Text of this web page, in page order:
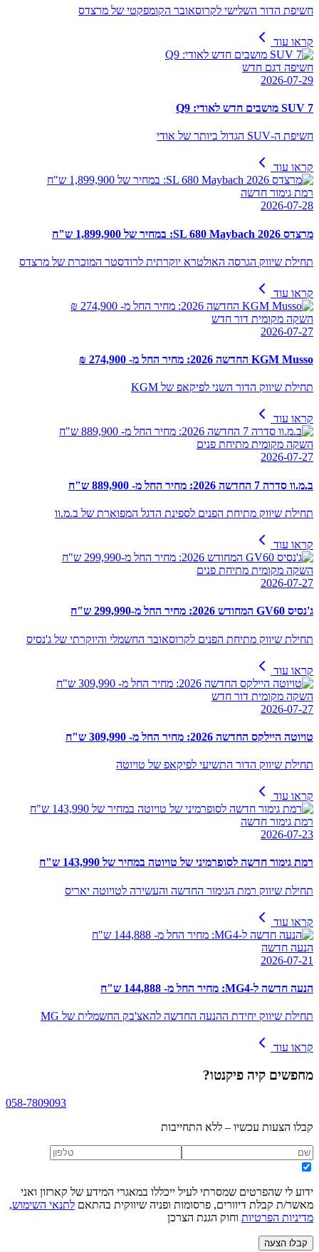
חשיפת הדור השלישי לקרוסאובר הקומפקטי של מרצדס
קראו עוד
חשיפה דגם חדש
2026-07-29
SUV 7 מושבים חדש לאודי: Q9
חשיפת ה-SUV הגדול ביותר של אודי
קראו עוד
רמת גימור חדשה
2026-07-28
מרצדס SL 680 Maybach 2026: במחיר של 1,899,900 ש"ח
תחילת שיווק הגרסה האולטרא יוקרתית לרודסטר המוכרת של מרצדס
קראו עוד
השקה מקומית דור חדש
2026-07-27
KGM Musso החדשה 2026: מחיר החל מ- 274,900 ₪
תחילת שיווק הדור השני לפיקאפ של KGM
קראו עוד
השקה מקומית מתיחת פנים
2026-07-27
ב.מ.וו סדרה 7 החדשה 2026: מחיר החל מ- 889,900 ש"ח
תחילת שיווק מתיחת הפנים לספינת הדגל המפוארת של ב.מ.וו
קראו עוד
השקה מקומית מתיחת פנים
2026-07-27
ג'נסיס GV60 המחודש 2026: מחיר החל מ-299,990 ש"ח
תחילת שיווק מתיחת הפנים לקרוסאובר החשמלי והיוקרתי של ג'נסיס
קראו עוד
השקה מקומית דור חדש
2026-07-27
טויוטה היילקס החדשה 2026: מחיר החל מ- 309,990 ש"ח
תחילת שיווק הדור התשיעי לפיקאפ של טויוטה
קראו עוד
רמת גימור חדשה
2026-07-23
רמת גימור חדשה לסופרמיני של טויוטה במחיר של 143,990 ש"ח
תחילת שיווק רמת הגימור החדשה והעשירה לטויוטה יאריס
קראו עוד
הנעה חדשה
2026-07-21
הנעה חדשה ל-MG4: מחיר החל מ- 144,888 ש"ח
תחילת שיווק יחידת ההנעה החדשה להאצ'בק החשמלית של MG
קראו עוד
מחפשים קיה פיקנטו?
058-7809093
קבלו הצעות עכשיו – ללא התחייבות
ידוע לי שהפרטים שמסרתי לעיל ייכללו במאגרי המידע של קארזון ואני
מאשר/ת קבלת דיוורים, פרסומות ופניה שיווקית בהתאם לתנאי השימוש,
מדיניות הפרטיות וחוק הגנת הצרכן
קבלו הצעה